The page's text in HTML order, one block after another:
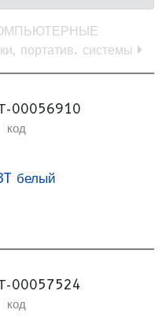
портатив. системы
00056910
код
белый
00057524
код